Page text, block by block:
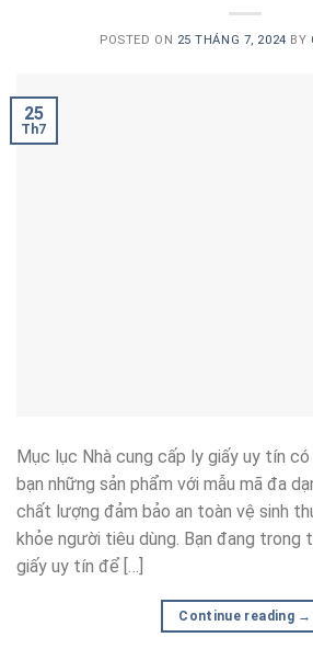
POSTED ON 25 THÁNG 7, 2024 BY
25
Th7
Mục lục Nhà cung cấp ly giấy uy tín
bạn những sản phẩm với mẫu mã đa
chất lượng đảm bảo an toàn vệ sinh
khỏe người tiêu dùng. Bạn đang trong
giấy uy tín để […]
Continue reading →